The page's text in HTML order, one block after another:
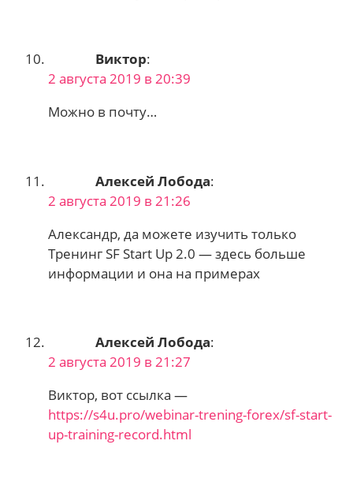
Виктор:
2 августа 2019 в 20:39
Можно в почту…
Алексей Лобода:
2 августа 2019 в 21:26
Александр, да можете изучить только
Тренинг SF Start Up 2.0 — здесь больше
информации и она на примерах
Алексей Лобода:
2 августа 2019 в 21:27
Виктор, вот ссылка —
https://s4u.pro/webinar-trening-forex/sf-start-
up-training-record.html